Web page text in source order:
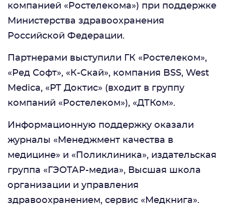
компанией «Ростелекома») при поддержке
Министерства здравоохранения
Российской Федерации.
Партнерами выступили ГК «Ростелеком»,
«Ред Софт», «К-Скай», компания BSS, West
Medica, «РТ Доктис» (входит в группу
компаний «Ростелеком»), «ДТКом».
Информационную поддержку оказали
журналы «Менеджмент качества в
медицине» и «Поликлиника», издательская
группа «ГЭОТАР-медиа», Высшая школа
организации и управления
здравоохранением, сервис «Медкнига».